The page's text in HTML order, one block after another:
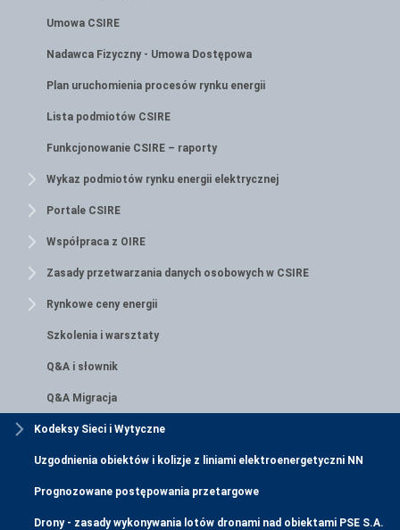
Umowa CSIRE
Nadawca Fizyczny - Umowa Dostępowa
Plan uruchomienia procesów rynku energii
Lista podmiotów CSIRE
Funkcjonowanie CSIRE – raporty
Wykaz podmiotów rynku energii elektrycznej
Portale CSIRE
Współpraca z OIRE
Zasady przetwarzania danych osobowych w CSIRE
Rynkowe ceny energii
Szkolenia i warsztaty
Q&A i słownik
Q&A Migracja
Kodeksy Sieci i Wytyczne
Uzgodnienia obiektów i kolizje z liniami elektroenergetyczni NN
Prognozowane postępowania przetargowe
Drony - zasady wykonywania lotów dronami nad obiektami PSE S.A.